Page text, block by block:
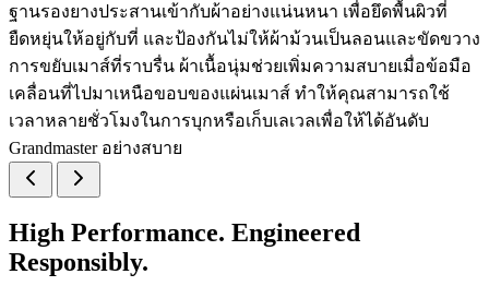
ฐานรองยางประสานเข้ากับผ้าอย่างแน่นหนา เพื่อยึดพื้นผิวที่
ยืดหยุ่นให้อยู่กับที่ และป้องกันไม่ให้ผ้าม้วนเป็นลอนและขัดขวาง
การขยับเมาส์ที่ราบรื่น ผ้าเนื้อนุ่มช่วยเพิ่มความสบายเมื่อข้อมือ
เคลื่อนที่ไปมาเหนือขอบของแผ่นเมาส์ ทำให้คุณสามารถใช้
เวลาหลายชั่วโมงในการบุกหรือเก็บเลเวลเพื่อให้ได้อันดับ
Grandmaster อย่างสบาย
High Performance. Engineered
Responsibly.